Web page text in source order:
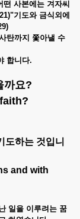
떤 사본에는 겨자씨
기도와 금식외에
탄까지 쫓아낼 수
합니다.
까요?
하는 것입니
and with
일을 이루려는 꿈